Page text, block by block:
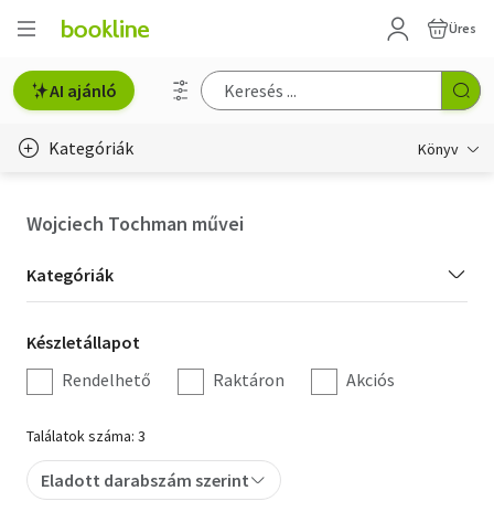
Üres
AI ajánló
Kategóriák Könyv
Hobbi, szabadidő
Irodalom
Művészet
Szakkönyv
Wojciech Tochman művei
Kategória
szűrés
Kategóriák
Készletállapot
szűrés
Készletállapot
Rendelhető
Raktáron Akciós
Találatok száma: 3
Eladott darabszám szerint